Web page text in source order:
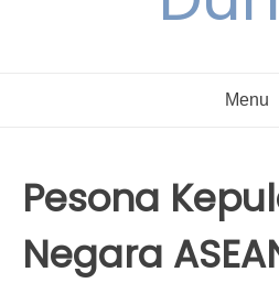
Menu
Pesona
Negara